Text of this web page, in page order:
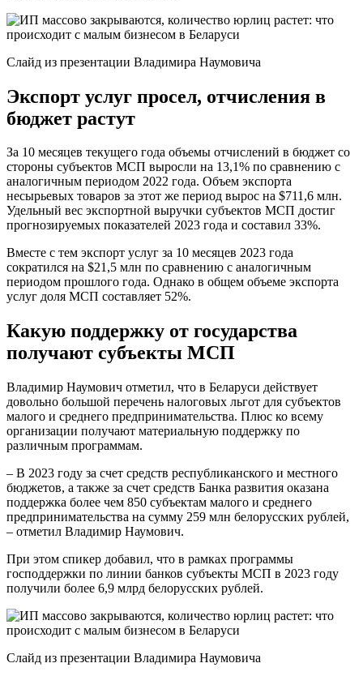
Слайд из презентации Владимира Наумовича
Экспорт услуг просел, отчисления в
бюджет растут
За 10 месяцев текущего года объемы отчислений в бюджет со
стороны субъектов МСП выросли на 13,1% по сравнению с
аналогичным периодом 2022 года. Объем экспорта
несырьевых товаров за этот же период вырос на $711,6 млн.
Удельный вес экспортной выручки субъектов МСП достиг
прогнозируемых показателей 2023 года и составил 33%.
Вместе с тем экспорт услуг за 10 месяцев 2023 года
сократился на $21,5 млн по сравнению с аналогичным
периодом прошлого года. Однако в общем объеме экспорта
услуг доля МСП составляет 52%.
Какую поддержку от государства
получают субъекты МСП
Владимир Наумович отметил, что в Беларуси действует
довольно большой перечень налоговых льгот для субъектов
малого и среднего предпринимательства. Плюс ко всему
организации получают материальную поддержку по
различным программам.
– В 2023 году за счет средств республиканского и местного
бюджетов, а также за счет средств Банка развития оказана
поддержка более чем 850 субъектам малого и среднего
предпринимательства на сумму 259 млн белорусских рублей,
– отметил Владимир Наумович.
При этом спикер добавил, что в рамках программы
господдержки по линии банков субъекты МСП в 2023 году
получили более 6,9 млрд белорусских рублей.
Слайд из презентации Владимира Наумовича